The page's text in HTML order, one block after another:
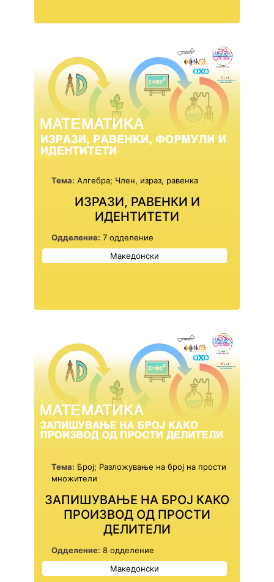
Тема: Алгебра; Член, израз, равенка
ИЗРАЗИ, РАВЕНКИ И
ИДЕНТИТЕТИ
Одделение: 7 одделение
Македонски
Тема: Број; Разложување на број на прости
множители
ЗАПИШУВАЊЕ НА БРОЈ КАКО
ПРОИЗВОД ОД ПРОСТИ
ДЕЛИТЕЛИ
Одделение: 8 одделение
Македонски